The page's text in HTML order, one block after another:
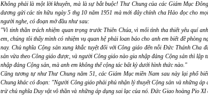
Không phải là một lời khuyên, mà là sự bắt buộc! Thư Chung của các Giám Mục Đông
dương gửi các tín hữu ngày 5 thg 10 năm 1951 mà mới đây chính cha Hảo đọc cho mọi
người nghe, có đoạn mở đầu như sau:
"Vì tinh thần trách nhiệm quan trọng trước Thiên Chúa, vì mối tình tha thiết yêu quí anh
em, chúng tôi thấy mình có nhiệm vụ quan hệ phải loan báo cho anh em biết đề phòng
nay. Chủ nghĩa Cộng sản xung khắc tuyệt đối với Công giáo đến nỗi Đức Thánh Cha
sản vừa theo Công giáo được, và người Công giáo nào gia nhập đảng Cộng sản thì
nhập đảng Cộng sản, mà anh em không thể cộng tác bất kỳ dưới hình thức nào."
Cũng tương tự như Thư Chung năm 51, các Giám Mục miền Nam sau này lại phổ
Chung khác có đoạn: "Người Công giáo phải phủ nhận lý thuyết Cộng sản và những
trừ chủ nghĩa Duy vật vô thần và những áp dụng sai lạc của nó. Đức Giao hoàng Pio XI